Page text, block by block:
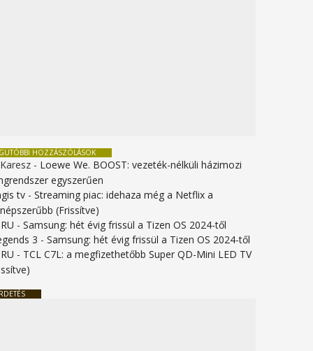
HOZZÁSZÓLÁSOK
- Loewe We. BOOST: vezeték-nélküli házimozi
egyszerűen
tv -Streaming piac: idehaza még a Netflix a
(Frissítve)
-Samsung: hét évig frissül a Tizen OS 2024-től
3 -Samsung: hét évig frissül a Tizen OS 2024-től
- TCL C7L: a megfizethetőbb Super QD-Mini LED TV